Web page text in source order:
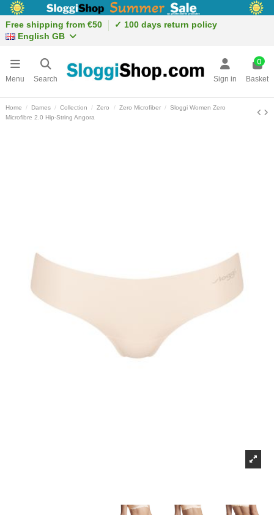
Free shipping from €50
✓ 100 days return policy
English GB
Menu Search Sign in
0
Basket
Home Dames Collection Zero Zero Microfiber
Sloggi Women Zero
Microfibre 2.0 Hip-String Angora